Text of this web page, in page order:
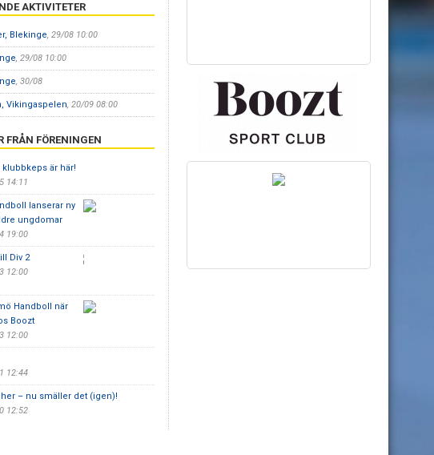
AKTIVITETER
Blekinge, 29/08 10:00
, 29/08 10:00
, 30/08
Vikingaspelen, 20/09 08:00
FRÅN FÖRENINGEN
klubbkeps är här!
14:11
lanserar ny
ungdomar
19:00
Div 2
12:00
Handboll när
Boozt
12:00
12:44
– nu smäller det (igen)!
12:52